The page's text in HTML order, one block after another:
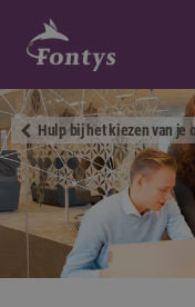
Hulp bij het kiezen van je